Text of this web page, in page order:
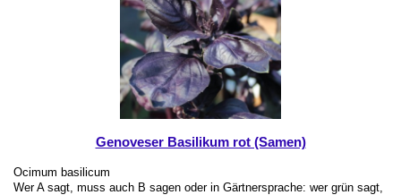
Genoveser Basilikum rot (Samen)
Ocimum basilicum
Wer A sagt, muss auch B sagen oder in Gärtnersprache: wer grün sagt,